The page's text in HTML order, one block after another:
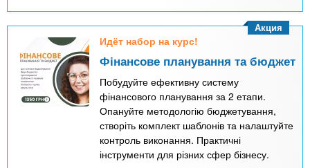
Идёт набор на курс!
Фінансове планування та бюджет
Побудуйте ефективну систему
фінансового планування за 2 етапи.
Опануйте методологію бюджетування,
створіть комплект шаблонів та налаштуйте
контроль виконання. Практичні
інструменти для різних сфер бізнесу.
Акция